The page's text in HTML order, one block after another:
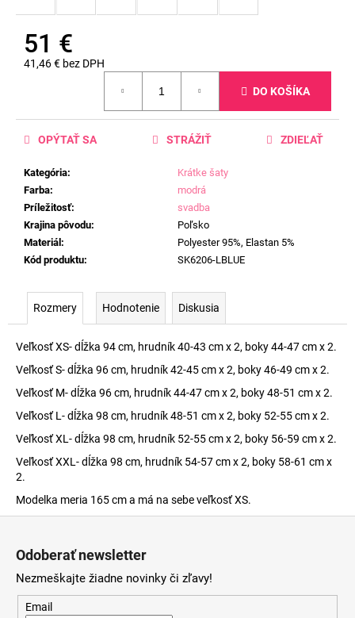
51 €
41,46 € bez DPH
DO KOŠÍKA
Kategória:
Krátke šaty
Farba:
modrá
Príležitosť:
svadba
Krajina pôvodu:
Poľsko
Materiál :
Polyester 95%, Elastan 5%
Kód produktu: SK6206-LBLUE
OPÝTAŤ SA STRÁŽIŤ ZDIEĽAŤ
Rozmery Hodnotenie Diskusia
Veľkosť XS- dĺžka 94 cm, hrudník 40-43 cm x 2, boky 44-47 cm x 2.
Veľkosť S- dĺžka 96 cm, hrudník 42-45 cm x 2, boky 46-49 cm x 2.
Veľkosť M- dĺžka 96 cm, hrudník 44-47 cm x 2, boky 48-51 cm x 2.
Veľkosť L- dĺžka 98 cm, hrudník 48-51 cm x 2, boky 52-55 cm x 2.
Veľkosť XL- dĺžka 98 cm, hrudník 52-55 cm x 2, boky 56-59 cm x 2.
Veľkosť XXL- dĺžka 98 cm, hrudník 54-57 cm x 2, boky 58-61 cm x
2.
Modelka meria 165 cm a má na sebe veľkosť XS.
Odoberať newsletter
Nezmeškajte žiadne novinky či zľavy!
Email